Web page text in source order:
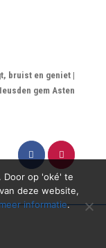
bruist en geniet |
gem Asten
Door op 'oké' te
deze website,
informatie.